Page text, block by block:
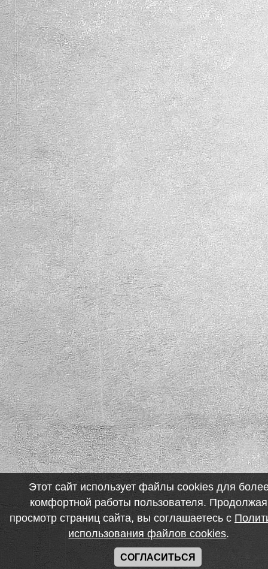
Этот сайт использует файлы cookies для
комфортной работы пользователя. Продолжая
просмотр страниц сайта, вы соглашаетесь с
использования файлов cookies.
СОГЛАСИТЬСЯ